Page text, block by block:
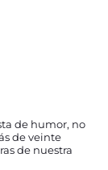
de humor, no
de veinte
de nuestra